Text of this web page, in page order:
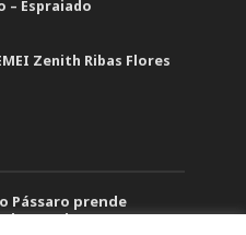
– Espraiado
Zenith Ribas Flores
Pássaro prende
mandar matar